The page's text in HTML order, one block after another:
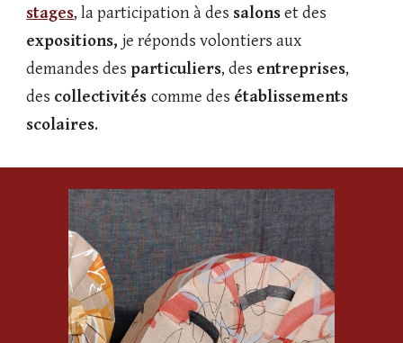
stages, la participation à des salonset des
expositions,je réponds volontiers aux
demandes des particuliers, des entreprises,
des collectivitéscomme des établissements
scolaires.